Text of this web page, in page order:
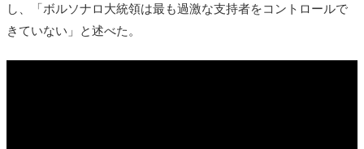
し、「ボルソナロ大統領は最も過激な支持者をコントロールで
きていない」と述べた。